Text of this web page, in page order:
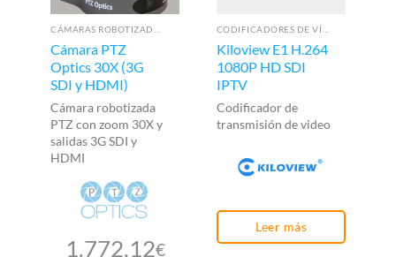
Cámara PTZ
Optics 30X (3G
SDI y HDMI)
Cámara robotizada
PTZ con zoom 30X y
salidas 3G SDI y
HDMI
1.772,12€
Kiloview E1 H.264
1080P HD SDI
IPTV
Codificador de
transmisión de video
Leer más